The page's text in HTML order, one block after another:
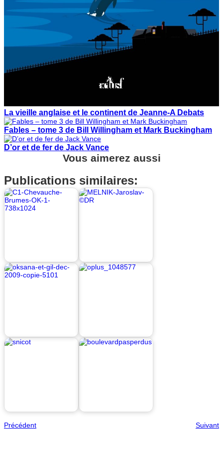
La vieille anglaise et le continent de Jeanne-A Debats
Fables – tome 3 de Bill Willingham et Mark Buckingham
D’or et de fer de Jack Vance
Vous aimerez aussi
Publications similaires:
Précédent Suivant